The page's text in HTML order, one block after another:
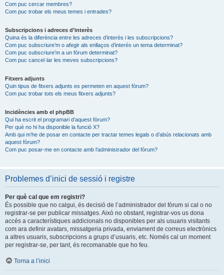
Com puc cercar membres?
Com puc trobar els meus temes i entrades?
Subscripcions i adreces d’interès
Quina és la diferència entre les adreces d’interès i les subscripcions?
Com puc subscriure’m o afegir als enllaços d’interès un tema determinat?
Com puc subscriure’m a un fòrum determinat?
Com puc cancel·lar les meves subscripcions?
Fitxers adjunts
Quin tipus de fitxers adjunts es permeten en aquest fòrum?
Com puc trobar tots els meus fitxers adjunts?
Incidències amb el phpBB
Qui ha escrit el programari d’aquest fòrum?
Per què no hi ha disponible la funció X?
Amb qui m’he de posar en contacte per tractar temes legals o d’abús relacionats amb
aquest fòrum?
Com puc posar-me en contacte amb l’administrador del fòrum?
Problemes d’inici de sessió i registre
Per què cal que em registri?
És possible que no calgui, és decisió de l’administrador del fòrum si cal o no
registrar-se per publicar missatges. Això no obstant, registrar-vos us dona
accés a característiques addicionals no disponibles per als usuaris visitants
com ara definir avatars, missatgeria privada, enviament de correus electrònics
a altres usuaris, subscripcions a grups d’usuaris, etc. Només cal un moment
per registrar-se, per tant, és recomanable que ho feu.
Torna a l’inici